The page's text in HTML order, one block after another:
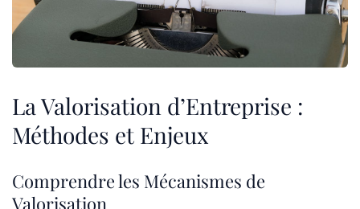
La Valorisation d’Entreprise :
Méthodes et Enjeux
Comprendre les Mécanismes de
Valorisation